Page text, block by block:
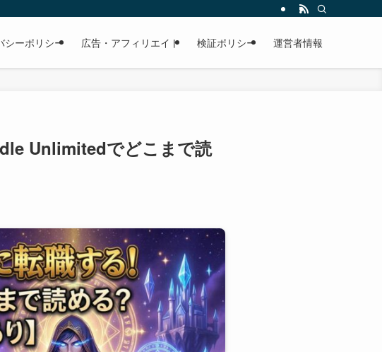
シーポリシー 広告・アフィリエイト 検証ポリシー 運営者情報
Unlimitedでどこまで読